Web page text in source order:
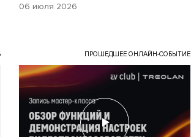
06 июля 2026
ПРОШЕДШЕЕ ОНЛАЙН-СОБЫТИЕ